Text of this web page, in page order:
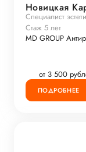
Новицкая
Специалист
Стаж 5 лет
MD GROUP
от 3 500
ПОДРОБНЕЕ